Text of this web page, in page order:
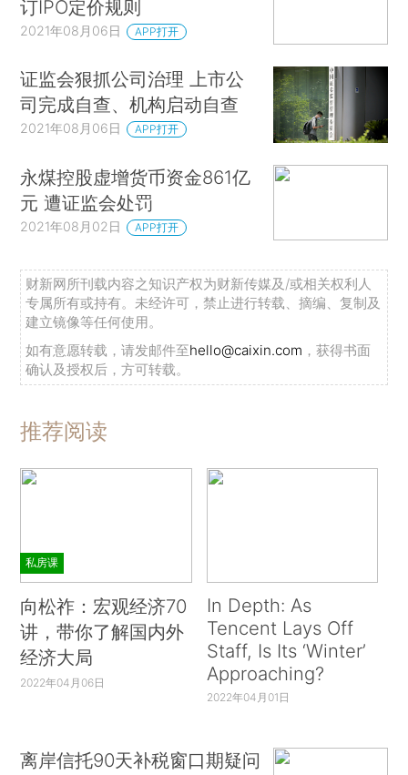
订IPO定价规则
2021年08月06日 APP打开
证监会狠抓公司治理 上市公
司完成自查、机构启动自查
2021年08月06日 APP打开
永煤控股虚增货币资金861亿
元 遭证监会处罚
2021年08月02日 APP打开
财新网所刊载内容之知识产权为财新传媒及/或相关权利人
专属所有或持有。未经许可，禁止进行转载、摘编、复制及
建立镜像等任何使用。
如有意愿转载，请发邮件至hello@caixin.com ，获得书面
确认及授权后，方可转载。
推荐阅读
私房课
向松祚：宏观经济70
讲，带你了解国内外
经济大局
2022年04月06日
In Depth: As
Tencent Lays Off
Staff, Is Its ‘Winter’
Approaching?
2022年04月01日
离岸信托90天补税窗口期疑问